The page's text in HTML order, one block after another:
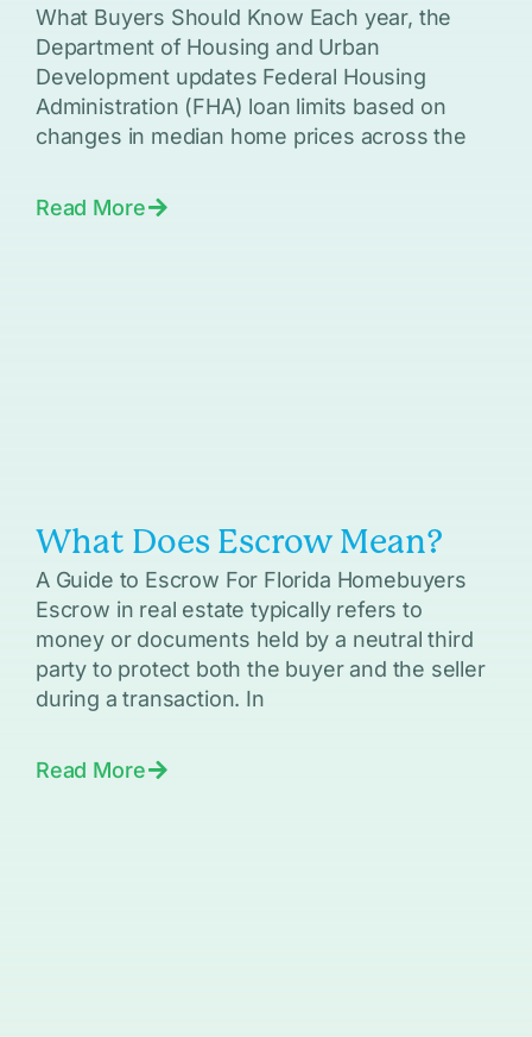
What Buyers Should Know Each year, the
Department of Housing and Urban
Development updates Federal Housing
Administration (FHA) loan limits based on
changes in median home prices across the
Read More
What Does Escrow Mean?
A Guide to Escrow For Florida Homebuyers
Escrow in real estate typically refers to
money or documents held by a neutral third
party to protect both the buyer and the seller
during a transaction. In
Read More